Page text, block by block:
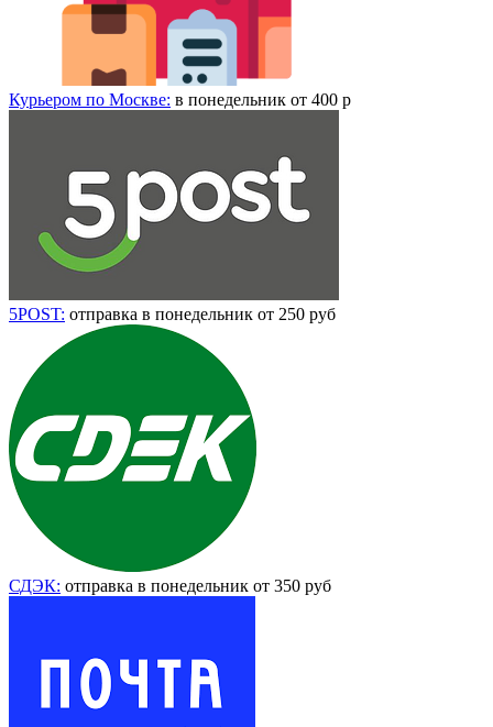
Курьером по Москве: в понедельник от 400 р
5POST: отправка в понедельник от 250 руб
СДЭК: отправка в понедельник от 350 руб